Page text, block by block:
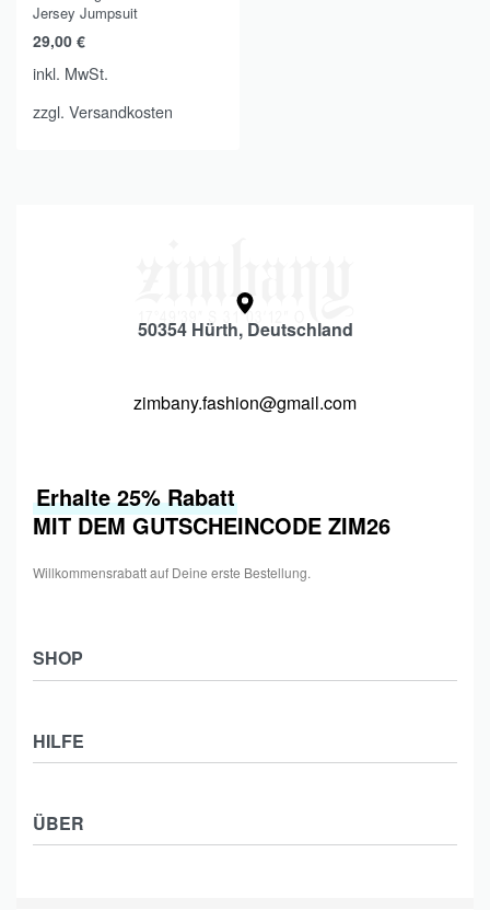
Jersey Jumpsuit
29,00 €
inkl. MwSt.
zzgl. Versandkosten
50354 Hürth, Deutschland
zimbany.fashion@gmail.com
SHOP
Collections
Männer
Kids
HILFE
Zahlung & Versand
Widerrufsbelehrung
ÜBER
Erhalte 25% Rabatt
MIT DEM GUTSCHEINCODE ZIM26
Willkommensrabatt auf Deine erste Bestellung.